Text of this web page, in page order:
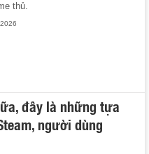
thủ.
đây là những tựa
người dùng